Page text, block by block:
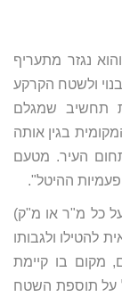
נגזר מתעריף
ולשטח הקרקע
תחשיב שמגלם
בגין אותה
העיר. מטעם
פעמיות ההיטל".
כל מ"ר או מ"ק)
להטילו ולגבותו
מקום בו קיימת
על תוספת השטח